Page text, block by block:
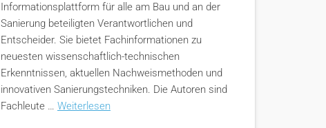
Informationsplattform für alle am Bau und an der
Sanierung beteiligten Verantwortlichen und
Entscheider. Sie bietet Fachinformationen zu
neuesten wissenschaftlich-technischen
Erkenntnissen, aktuellen Nachweismethoden und
innovativen Sanierungstechniken. Die Autoren sind
Fachleute … Weiterlesen